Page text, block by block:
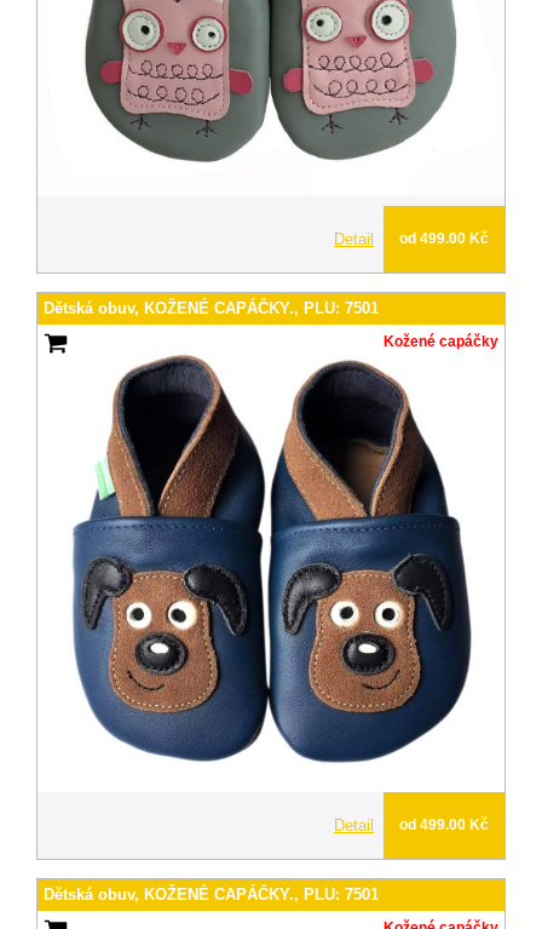
Detail od 499.00 Kč
Dětská obuv, KOŽENÉ CAPÁČKY., PLU: 7501
Kožené capáčky
Detail od 499.00 Kč
Dětská obuv, KOŽENÉ CAPÁČKY., PLU: 7501